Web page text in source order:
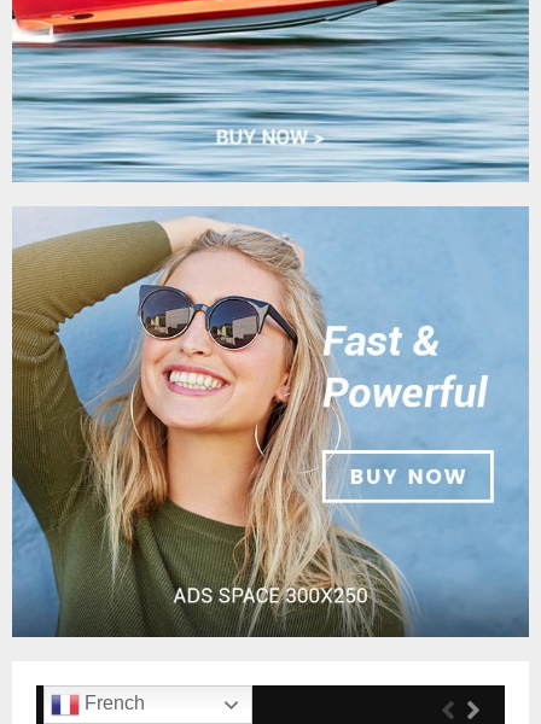
Popular Posts
French